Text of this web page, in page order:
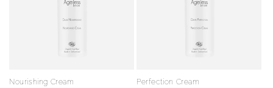
Nourishing Cream Perfection Cream